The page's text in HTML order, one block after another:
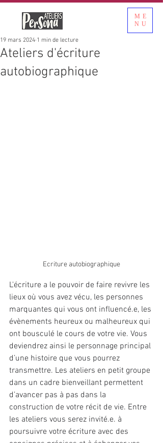
ME
NU
Ateliers d'écriture
autobiographique
19 mars 2024 1 min de lecture
Ecriture autobiographique
L'écriture a le pouvoir de faire revivre les
lieux où vous avez vécu, les personnes
marquantes qui vous ont influencé.e, les
évènements heureux ou malheureux qui
ont bousculé le cours de votre vie. Vous
deviendrez ainsi le personnage principal
d’une histoire que vous pourrez
transmettre. Les ateliers en petit groupe
dans un cadre bienveillant permettent
d’avancer pas à pas dans la
construction de votre récit de vie. Entre
les ateliers vous serez invité.e. à
poursuivre votre écriture avec des